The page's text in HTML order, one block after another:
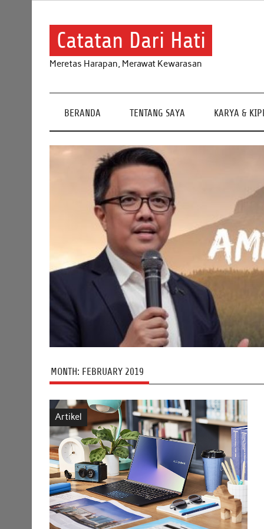
Catatan Dari Hati
Meretas Harapan, Merawat Kewarasan
BERANDA TENTANG SAYA KARYA &
MONTH: FEBRUARY 2019
Artikel